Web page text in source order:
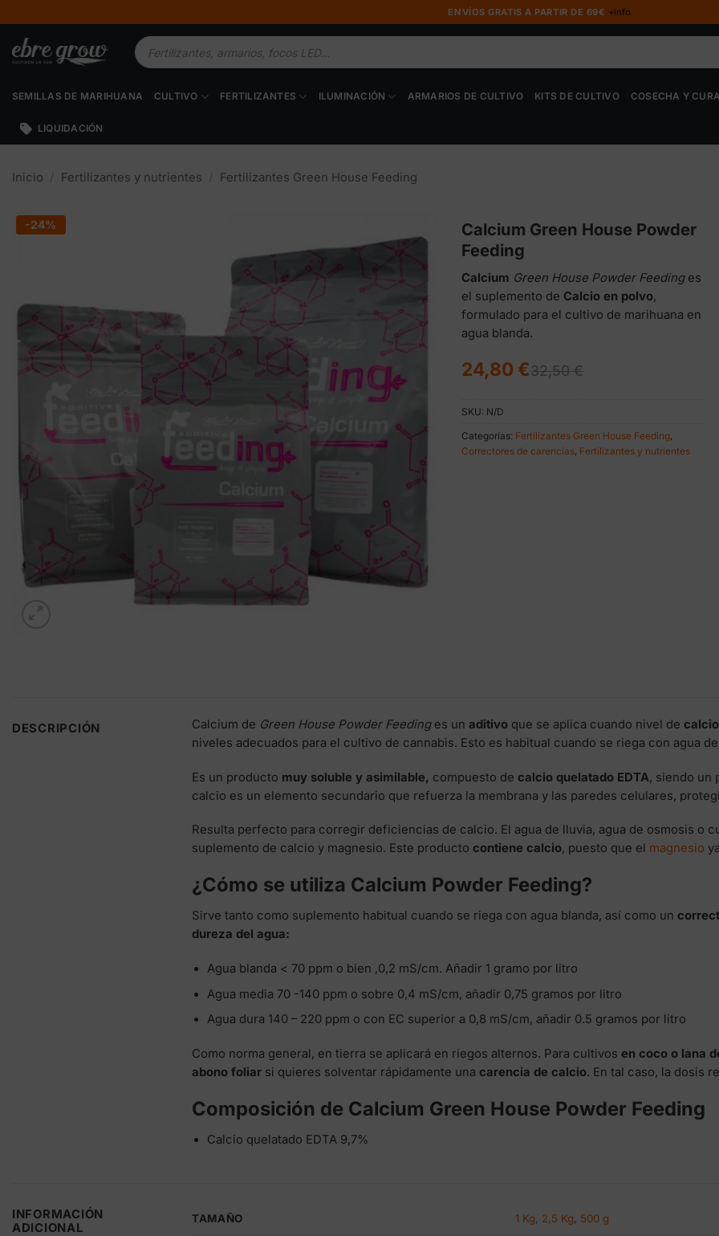
al
contenido
ENVÍOS GRATIS A PARTIR DE 69€ +info
Búsqueda
de
productos
SEMILLAS DE MARIHUANA CULTIVO FERTILIZANTES ILUMINACIÓN ARMARIOS DE CULTIVO KITS DE CULTIVO COSECHA Y
LIQUIDACIÓN
Inicio Fertilizantes y nutrientes Fertilizantes Green House Feeding
-24%
Calcium Green House Powder
Feeding
Calcium Green House Powder Feedinges
el suplemento de Calcio en polvo,
formulado para el cultivo de marihuana en
agua blanda.
32,50€
El
precio
era:
32,50 €.
24,80 €
El
precio
es:
24,80 €.
SKU: N/D
Categorías: Fertilizantes Green House Feeding,
Correctores de carencias, Fertilizantes y nutrientes
DESCRIPCIÓN Calcium de Green House Powder Feedinges un aditivo que se aplica cuando nivel de calcio
niveles adecuados para el cultivo de cannabis. Esto es habitual cuando se riega con agua
Es un producto muy soluble y asimilable, compuesto de calcio quelatado EDTA, siendo un
calcio es un elemento secundario que refuerza la membrana y las paredes celulares,
Resulta perfecto para corregir deficiencias de calcio. El agua de lluvia, agua de osmosis o
suplemento de calcio y magnesio. Este producto contiene calcio, puesto que el magnesio
¿Cómo se utiliza Calcium Powder Feeding?
Sirve tanto como suplemento habitual cuando se riega con agua blanda, así como un
dureza del agua:
Agua blanda < 70 ppm o bien ,0,2 mS/cm. Añadir 1 gramo por litro
Agua media 70 -140 ppm o sobre 0,4 mS/cm, añadir 0,75 gramos por litro
Agua dura 140 – 220 ppm o con EC superior a 0,8 mS/cm, añadir 0.5 gramos por litro
Como norma general, en tierra se aplicará en riegos alternos. Para cultivos en coco o lana
abono foliar si quieres solventar rápidamente una carencia de calcio. En tal caso, la dosis
Composición de Calcium Green House Powder Feeding
Calcio quelatado EDTA 9,7%
INFORMACIÓN
ADICIONAL
TAMAÑO 1 Kg 2,5 Kg 500 g